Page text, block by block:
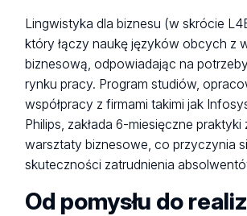
Lingwistyka dla biznesu (w skrócie
który łączy naukę języków obcych z
biznesową, odpowiadając na
rynku pracy. Program studiów,
współpracy z firmami takimi jak
Philips, zakłada 6-miesięczne
warsztaty biznesowe, co przyczynia
skuteczności zatrudnienia
Od pomysłu do